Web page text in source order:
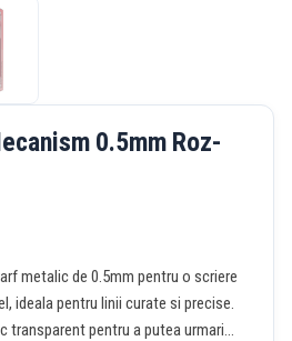
0.5mm Roz-
metalic de 0.5mm pentru o scriere
ideala pentru linii curate si precise.
transparent pentru a putea urmari